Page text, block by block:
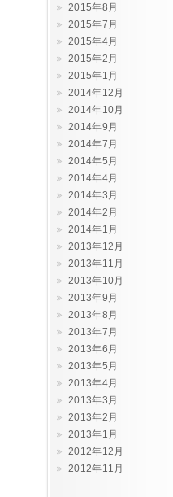
2015年8月
2015年7月
2015年4月
2015年2月
2015年1月
2014年12月
2014年10月
2014年9月
2014年7月
2014年5月
2014年4月
2014年3月
2014年2月
2014年1月
2013年12月
2013年11月
2013年10月
2013年9月
2013年8月
2013年7月
2013年6月
2013年5月
2013年4月
2013年3月
2013年2月
2013年1月
2012年12月
2012年11月